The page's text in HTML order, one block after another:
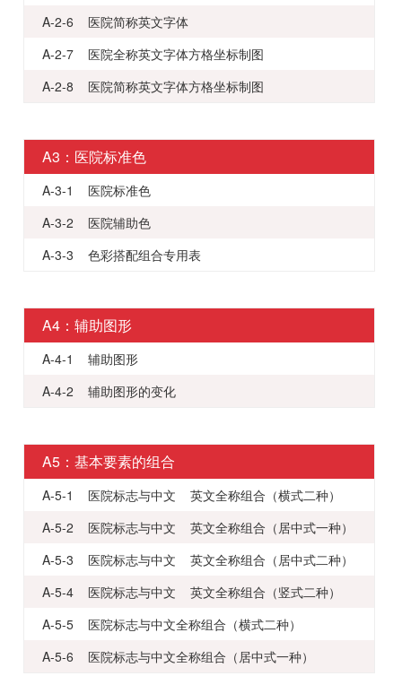
A-2-6 医院简称英文字体
A-2-7 医院全称英文字体方格坐标制图
A-2-8 医院简称英文字体方格坐标制图
A3：医院标准色
A-3-1 医院标准色
A-3-2 医院辅助色
A-3-3 色彩搭配组合专用表
A4：辅助图形
A-4-1 辅助图形
A-4-2 辅助图形的变化
A5：基本要素的组合
A-5-1 医院标志与中文 英文全称组合（横式二种）
A-5-2 医院标志与中文 英文全称组合（居中式一种）
A-5-3 医院标志与中文 英文全称组合（居中式二种）
A-5-4 医院标志与中文 英文全称组合（竖式二种）
A-5-5 医院标志与中文全称组合（横式二种）
A-5-6 医院标志与中文全称组合（居中式一种）